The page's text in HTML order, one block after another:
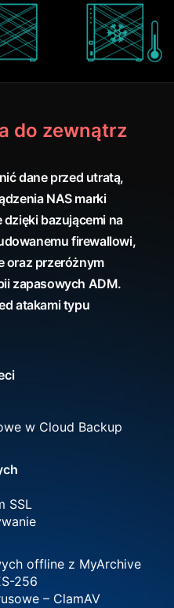
do zewnątrz
dane przed utratą,
NAS marki
dzięki bazującemi na
firewallowi,
oraz przeróżnym
zapasowych ADM.
atakami typu
w Cloud Backup
SSL
offline z MyArchive
256
– ClamAV